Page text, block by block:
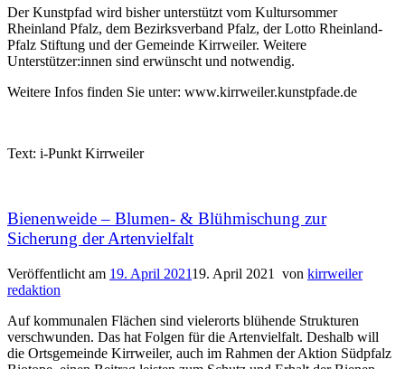
Der Kunstpfad wird bisher unterstützt vom Kultursommer
Rheinland Pfalz, dem Bezirksverband Pfalz, der Lotto Rheinland-
Pfalz Stiftung und der Gemeinde Kirrweiler. Weitere
Unterstützer:innen sind erwünscht und notwendig.
Weitere Infos finden Sie unter: www.kirrweiler.kunstpfade.de
Text: i-Punkt Kirrweiler
Bienenweide – Blumen- & Blühmischung zur
Sicherung der Artenvielfalt
Veröffentlicht am 19. April 202119. April 2021 von kirrweiler
redaktion
Auf kommunalen Flächen sind vielerorts blühende Strukturen
verschwunden. Das hat Folgen für die Artenvielfalt. Deshalb will
die Ortsgemeinde Kirrweiler, auch im Rahmen der Aktion Südpfalz